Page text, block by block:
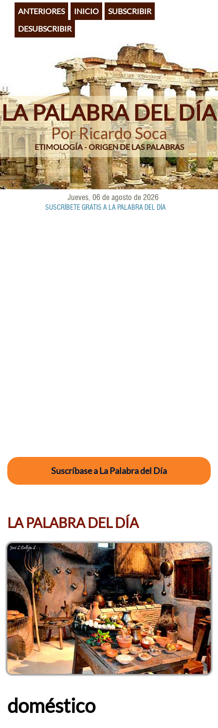
Pasar
contenido
principal
ANTERIORES INICIO
SUBSCRIBIR
DESUBSCRIBIR
LA PALABRA DEL DÍA
Por Ricardo Soca
ETIMOLOGÍA - ORIGEN DE LAS PALABRAS
Jueves, 06 de agosto de 2026
SUSCRÍBETE GRATIS A LA PALABRA DEL DÍA
Suscríbase a La Palabra del Día
LA PALABRA DEL DÍA
doméstico